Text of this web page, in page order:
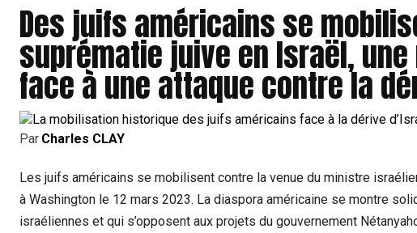
Des juifs américains se
suprématie juive en Israël,
face à une attaque contre la
Par Charles CLAY
Les juifs américains se mobilisent contre la venue du ministre
à Washington le 12 mars 2023. La diaspora américaine se montre
israéliennes et qui s’opposent aux projets du gouvernement